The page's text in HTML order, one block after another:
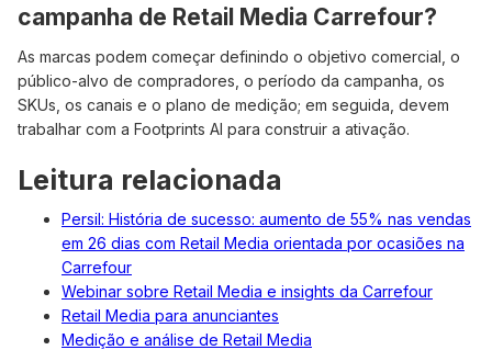
campanha de Retail Media Carrefour?
As marcas podem começar definindo o objetivo comercial, o
público-alvo de compradores, o período da campanha, os
SKUs, os canais e o plano de medição; em seguida, devem
trabalhar com a Footprints AI para construir a ativação.
Leitura relacionada
Persil: História de sucesso: aumento de 55% nas vendas
em 26 dias com Retail Media orientada por ocasiões na
Carrefour
Webinar sobre Retail Media e insights da Carrefour
Retail Media para anunciantes
Medição e análise de Retail Media